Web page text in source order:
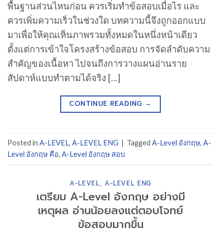
พื้นฐานส่วนไหนก่อน ควรเริ่มทำข้อสอบเมื่อไร และ
ควรเพิ่มความเร็วในช่วงใด บทความนี้จึงถูกออกแบบ
มาเพื่อให้คุณเห็นภาพรวมทั้งหมดในหนึ่งหน้าเดียว
ตั้งแต่การเข้าใจโครงสร้างข้อสอบ การจัดลำดับความ
สำคัญของเนื้อหา ไปจนถึงการวางแผนอ่านราย
สัปดาห์แบบทำตามได้จริง […]
CONTINUE READING →
Posted in A-LEVEL, A-LEVEL ENG | Tagged A-Level อังกฤษ, A-
Level อังกฤษ คือ, A-Level อังกฤษ สอบ
A-LEVEL, A-LEVEL ENG
เตรียม A-Level อังกฤษ อย่างมี
เหตุผล อ่านน้อยลงแต่ตอบโจทย์
ข้อสอบมากขึ้น